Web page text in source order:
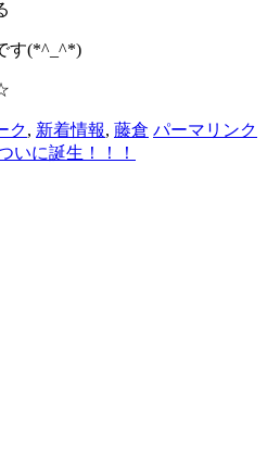
す(*^_^*)
ク, 新着情報, 藤倉 パーマリンク
いに誕生！！！